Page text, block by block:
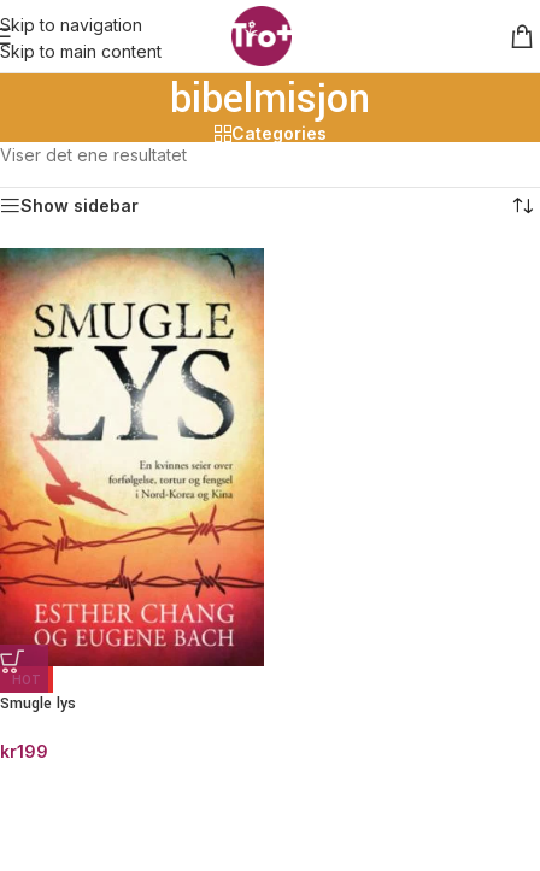
Skip to navigation
Skip to main content
bibelmisjon
Categories
Viser det ene resultatet
Show sidebar
HOT
Smugle lys
kr199